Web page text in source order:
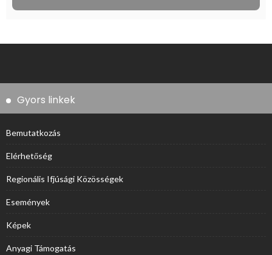
Gyors linkek
Bemutatkozás
Elérhetőség
Regionális Ifjúsági Közösségek
Események
Képek
Anyagi Támogatás